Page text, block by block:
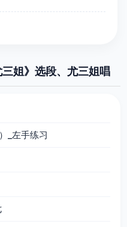
姐》选段、尤三姐唱
_左手练习